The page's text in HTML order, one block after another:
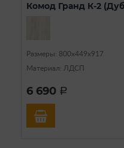
Комод Гранд К-2
Размеры: 800х449х917
Материал: ЛДСП
6 690 a